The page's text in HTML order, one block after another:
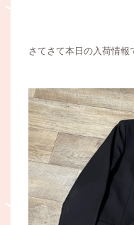
さてさて本日の入荷情報